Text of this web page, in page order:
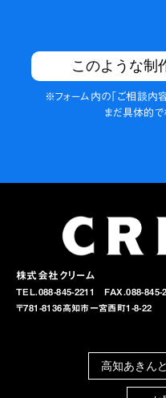
このような制
※フォーム内の 「ご相談内
まだ具体的で
株式会社クリーム
TEL.088-845-2211 FAX.088-845-
〒781-8136高知市一宮西町1-8-22
高知あきん